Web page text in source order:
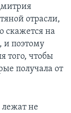
отрасли,
скажется на
и поэтому
того, чтобы
получала от
лежат не